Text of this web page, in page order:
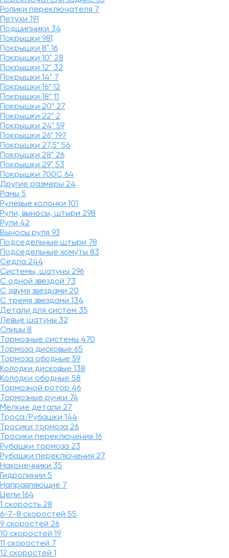
Ролики переключателя 7
Петухи 191
Подшипники 34
Покрышки 981
Покрышки 8" 16
Покрышки 10" 28
Покрышки 12" 32
Покрышки 14" 7
Покрышки 16" 12
Покрышки 18" 11
Покрышки 20" 27
Покрышки 22" 2
Покрышки 24" 59
Покрышки 26" 197
Покрышки 27,5" 56
Покрышки 28" 26
Покрышки 29" 53
Покрышки 700C 64
Другие размеры 24
Рамы 5
Рулевые колонки 101
Рули, выносы, штыри 298
Рули 42
Выносы руля 93
Подседельные штыри 78
Подседельные хомуты 83
Седла 244
Системы, шатуны 296
С одной звездой 73
С двумя звездами 20
С тремя звездами 134
Детали для систем 35
Левые шатуны 32
Спицы 8
Тормозные системы 470
Тормоза дисковые 65
Тормоза ободные 59
Колодки дисковые 138
Колодки ободные 58
Тормозной ротор 46
Тормозные ручки 74
Мелкие детали 27
Троса/Рубашки 144
Тросики тормоза 26
Тросики переключения 16
Рубашки тормоза 23
Рубашки переключения 27
Наконечники 35
Гидролинии 5
Направляющие 7
Цепи 164
1 скорость 28
6-7-8 скоростей 55
9 скоростей 26
10 скоростей 19
11 скоростей 7
12 скоростей 1